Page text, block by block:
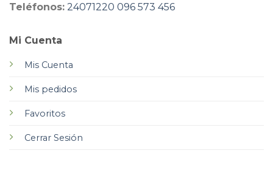
Mi Cuenta
Mis Cuenta
Mis pedidos
Favoritos
Cerrar Sesión
Teléfonos: 24071220 096 573 456